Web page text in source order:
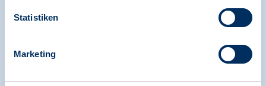
Statistiken
Marketing
06.05.2026
Pressemitteilung | COVID-19 | Psychologie und
postinfektiösen Erkrankungen wie Long